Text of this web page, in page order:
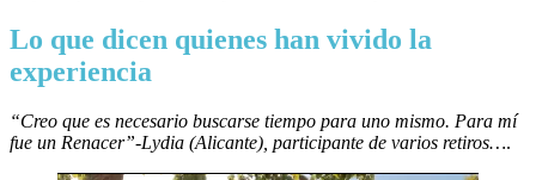
Lo que dicen quienes han vivido la
experiencia
“Creo que es necesario buscarse tiempo para uno mismo. Para mí
fue un Renacer”-Lydia (Alicante), participante de varios retiros….